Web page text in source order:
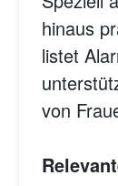
hinaus
listet
von